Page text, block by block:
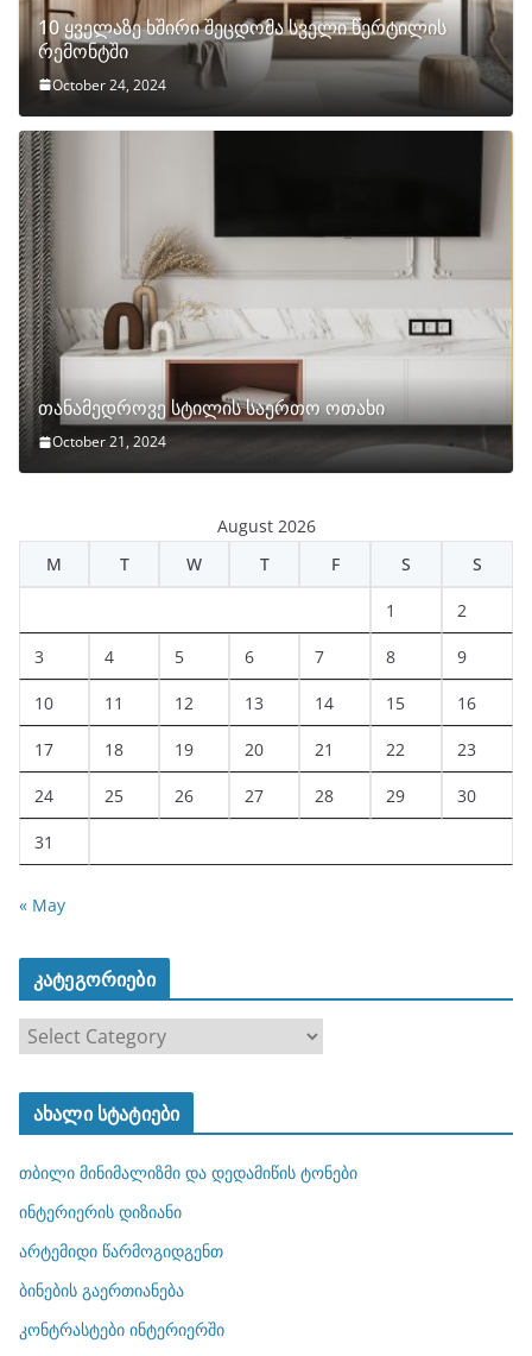
10 ყველაზე ხშირი შეცდომა სველი წერტილის
რემონტში
October 24, 2024
თანამედროვე სტილის საერთო ოთახი
October 21, 2024
August 2026
M
T W T F S S
1 2
3 4 5 6 7 8 9
10 11 12 13 14 15 16
17 18 19 20 21 22 23
24 25 26 27 28 29 30
31
« May
კატეგორიები
ტ
ო
რ
ბ
ი
ახალი სტატიები
თბილი მინიმალიზმი და დედამიწის ტონები
ინტერიერის დიზიანი
არტემიდი წარმოგიდგენთ
ბინების გაერთიანება
კონტრასტები ინტერიერში